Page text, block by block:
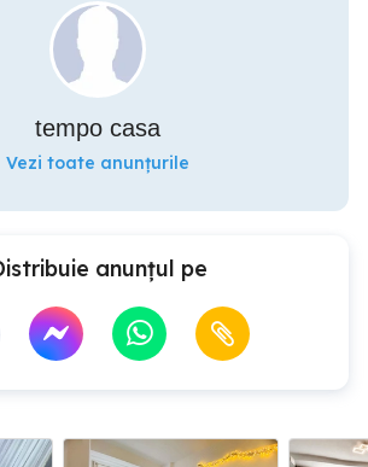
tempo casa
Vezi toate anunțurile
anunțul pe